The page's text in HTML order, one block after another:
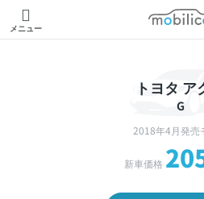
メニュー
モビ
トヨタ ア
G
2018年4月発売
新車価格